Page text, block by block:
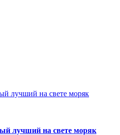
лучший на свете моряк